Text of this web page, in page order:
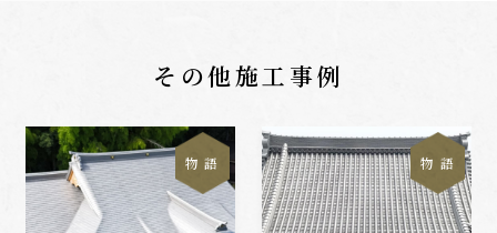
その他施工事例
物 語 物 語